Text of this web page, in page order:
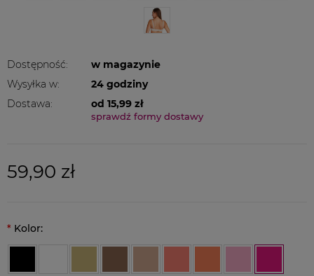
Dostępność:
w magazynie
Wysyłka w:
24 godziny
Dostawa:
od 15,99 zł
sprawdź formy dostawy
59,90 zł
* Kolor: